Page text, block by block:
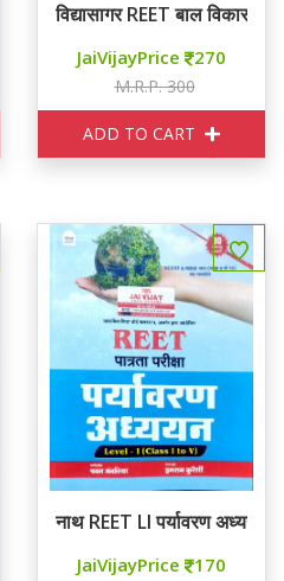
विद्यासागर REET बाल विकास व
JaiVijayPrice 270
M.R.P. 300
ADD TO CART
अध्ययन शिक्षण विधियाँ
नाथ REET LI पर्यावरण अध्ययन
JaiVijayPrice 170